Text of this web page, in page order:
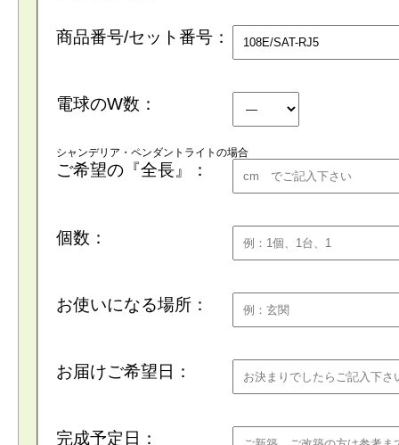
商品番号/セット番号：
電球のW数：
シャンデリア・ペンダントライトの場合
ご希望の『全長』：
個数：
お使いになる場所：
お届けご希望日：
完成予定日：